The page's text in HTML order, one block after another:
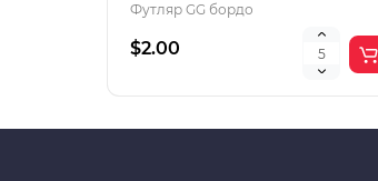
Футляр GG бордо
$2.00